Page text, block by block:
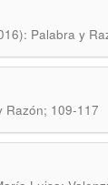
Palabra y
Razón; 109-117